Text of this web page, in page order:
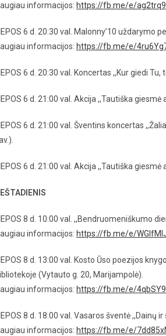
informacijos: https://fb.me/e/
LIEPOS 6 d. 20:30 val. Malonny’10
informacijos: https://fb.me/e/
LIEPOS 6 d. 20:30 val. Koncertas ,,Kur giedi
LIEPOS 6 d. 21:00 val. Akcija ,,Tautiška
LIEPOS 6 d. 21:00 val. Šventins koncertas
LIEPOS 6 d. 21:00 val. Akcija ,,Tautiška
LIEPOS 8 d. 10:00 val. ,,Bendruomeniškumo
informacijos: https://fb.me/e/
LIEPOS 8 d. 13:00 val. Kosto Ūso poezijos
(Vytauto g. 20, Marijampolė).
informacijos: https://fb.me/e/
LIEPOS 8 d. 18:00 val. Vasaros šventė ,,Dainų ir
informacijos: https://fb.me/e/